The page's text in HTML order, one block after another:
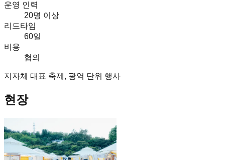
운영 인력
20명 이상
리드타임
60일
비용
협의
지자체 대표 축제, 광역 단위 행사
현장